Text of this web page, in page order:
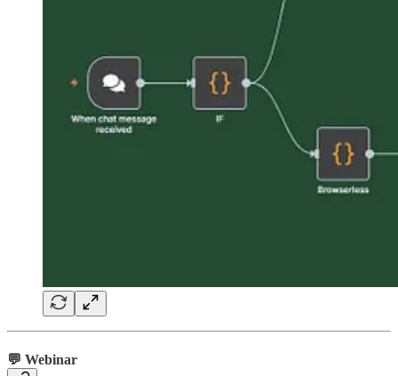
💬 Webinar